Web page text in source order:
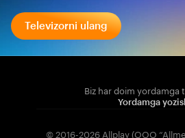
Televizorni ulang
Biz har doim yordamga
Yordamga
© 2016-2026 Allplay (OOO